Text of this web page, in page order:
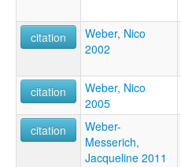
citation
Weber, Nico
2002
citation
Weber, Nico
2005
citation
Weber-
Messerich,
Jacqueline 2011